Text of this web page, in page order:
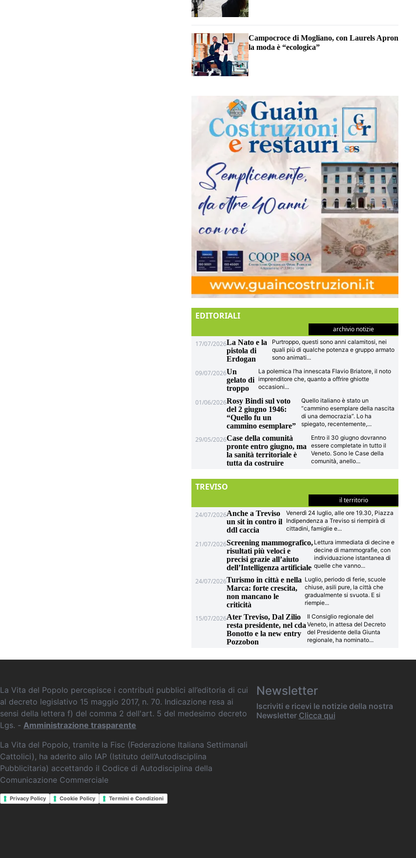
Campocroce di Mogliano, con Laurels Apron
la moda è “ecologica”
EDITORIALI
archivio notizie
17/07/2026La Nato e la
pistola di
Erdogan
Purtroppo, questi sono anni calamitosi, nei
quali più di qualche potenza e gruppo armato
sono animati...
09/07/2026Un
gelato di
troppo
La polemica l’ha innescata Flavio Briatore, il noto
imprenditore che, quanto a offrire ghiotte
occasioni...
01/06/2026Rosy Bindi sul voto
del 2 giugno 1946:
“Quello fu un
cammino esemplare”
Quello italiano è stato un
“cammino esemplare della nascita
di una democrazia”. Lo ha
spiegato, recentemente,...
29/05/2026Case della comunità
pronte entro giugno, ma
la sanità territoriale è
tutta da costruire
Entro il 30 giugno dovranno
essere completate in tutto il
Veneto. Sono le Case della
comunità, anello...
TREVISO
il territorio
24/07/2026Anche a Treviso
un sit in contro il
ddl caccia
Venerdì 24 luglio, alle ore 19.30, Piazza
Indipendenza a Treviso si riempirà di
cittadini, famiglie e...
21/07/2026Screening mammografico,
risultati più veloci e
precisi grazie all’aiuto
dell’Intelligenza artificiale
Lettura immediata di decine e
decine di mammografie, con
individuazione istantanea di
quelle che vanno...
24/07/2026Turismo in città e nella
Marca: forte crescita,
non mancano le
criticità
Luglio, periodo di ferie, scuole
chiuse, asili pure, la città che
gradualmente si svuota. E si
riempie...
15/07/2026Ater Treviso, Dal Zilio
resta presidente, nel cda
Bonotto e la new entry
Pozzobon
Il Consiglio regionale del
Veneto, in attesa del Decreto
del Presidente della Giunta
regionale, ha nominato...
La Vita del Popolo percepisce i contributi pubblici all’editoria di cui
al decreto legislativo 15 maggio 2017, n. 70. Indicazione resa ai
sensi della lettera f) del comma 2 dell'art. 5 del medesimo decreto
Lgs. -Amministrazione trasparente
La Vita del Popolo, tramite la Fisc (Federazione Italiana Settimanali
Cattolici), ha aderito allo IAP (Istituto dell’Autodisciplina
Pubblicitaria) accettando il Codice di Autodisciplina della
Comunicazione Commerciale
Privacy Policy Cookie Policy Termini e Condizioni
Newsletter
Iscriviti e ricevi le notizie della nostra
Newsletter Clicca qui